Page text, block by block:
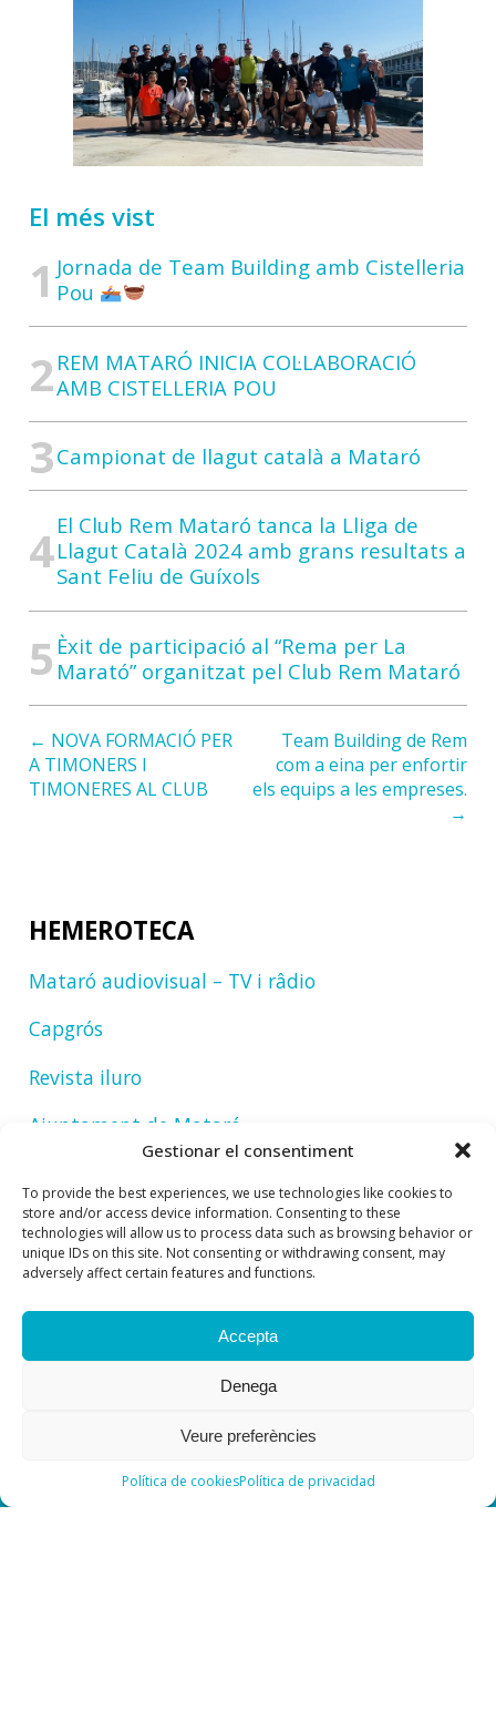
Gestionar el consentiment
To provide the best experiences, we use technologies like cookies to
store and/or access device information. Consenting to these
technologies will allow us to process data such as browsing behavior or
unique IDs on this site. Not consenting or withdrawing consent, may
adversely affect certain features and functions.
Accepta
Denega
Veure preferències
Política de cookiesPolítica de privacidad
El més vist
Jornada de Team Building amb Cistelleria
Pou
REM MATARÓ INICIA COL·LABORACIÓ
AMB CISTELLERIA POU
Campionat de llagut català a Mataró
El Club Rem Mataró tanca la Lliga de
Llagut Català 2024 amb grans resultats a
Sant Feliu de Guíxols
Èxit de participació al “Rema per La
Marató” organitzat pel Club Rem Mataró
← NOVA FORMACIÓ PER
A TIMONERS I
TIMONERES AL CLUB
Team Building de Rem
com a eina per enfortir
els equips a les empreses.
→
HEMEROTECA
Mataró audiovisual – TV i râdio
Capgrós
Revista iluro
Ajuntament de Mataró